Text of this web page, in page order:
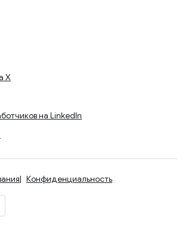
X
на LinkedIn
Конфиденциальность